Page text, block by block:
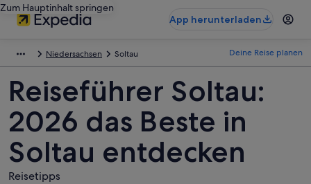
Zum Hauptinhalt springen
App herunterladen
Niedersachsen Soltau Deine Reise planen
Reiseführer Soltau:
2026 das Beste in
Soltau entdecken
Reisetipps